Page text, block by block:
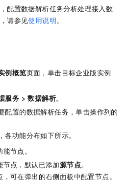
配置数据解析任务分析处理接入数
请参见使用说明。
例概览页面，单击目标企业版实例
服务 > 数据解析。
配置的数据解析任务，单击操作列的
功能分布如下所示。
能节点。
节点，默认已添加源节点。
可在弹出的右侧面板中配置节点。